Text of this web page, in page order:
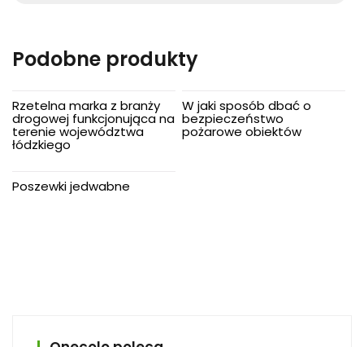
Podobne produkty
Rzetelna marka z branży
drogowej funkcjonująca na
terenie województwa
łódzkiego
W jaki sposób dbać o
bezpieczeństwo
pożarowe obiektów
Poszewki jedwabne